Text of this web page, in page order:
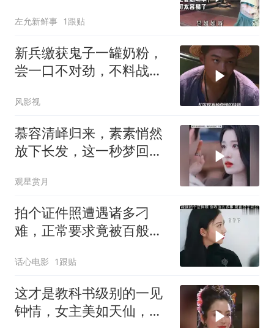
左允新鲜事 1跟贴
新兵缴获鬼子一罐奶粉，
尝一口不对劲，不料战友
风影视
慕容清峄归来，素素悄然
放下长发，这一秒梦回从
观星赏月
拍个证件照遭遇诸多刁
难，正常要求竟被百般推
话心电影 1跟贴
这才是教科书级别的一见
钟情，女主美如天仙，男